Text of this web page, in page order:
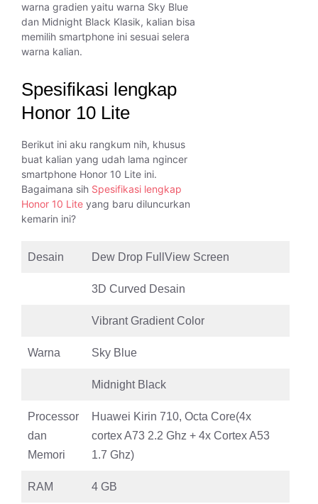
warna gradien yaitu warna Sky Blue
dan Midnight Black Klasik, kalian bisa
memilih smartphone ini sesuai selera
warna kalian.
Spesifikasi lengkap
Honor 10 Lite
Berikut ini aku rangkum nih, khusus
buat kalian yang udah lama ngincer
smartphone Honor 10 Lite ini.
Bagaimana sih Spesifikasi lengkap
Honor 10 Lite yang baru diluncurkan
kemarin ini?
Desain Dew Drop FullView Screen
3D Curved Desain
Vibrant Gradient Color
Warna Sky Blue
Midnight Black
Processor
dan
Memori
Huawei Kirin 710, Octa Core(4x
cortex A73 2.2 Ghz + 4x Cortex A53
1.7 Ghz)
RAM 4 GB